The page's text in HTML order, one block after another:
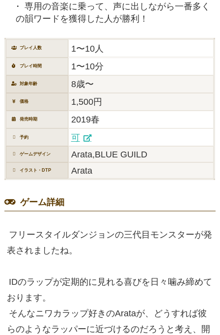
専用の音楽に乗って、声に出しながら一番多く
の韻ワードを獲得した人が勝利！
プレイ人数 1〜10人
プレイ時間 1〜10分
対象年齢 8歳〜
価格 1,500円
発売時期 2019春
予約 可
ゲームデザイン Arata,BLUE GUILD
イラスト・DTP Arata
ゲーム詳細
フリースタイルダンジョンの三代目モンスターが発
表されましたね。
IDのラップが定期的に見れる喜びを日々噛み締めて
おります。
そんなニワカラップ好きのArataが、どうすれば彼
らのようなラッパーに近づけるのだろうと考え、開